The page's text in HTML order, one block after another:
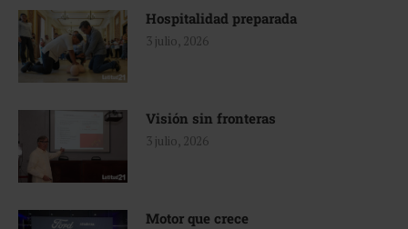
Hospitalidad preparada
3 julio, 2026
Visión sin fronteras
3 julio, 2026
Motor que crece